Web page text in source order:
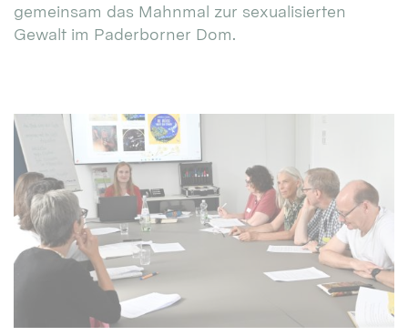
gemeinsam das Mahnmal zur sexualisierten
Gewalt im Paderborner Dom.